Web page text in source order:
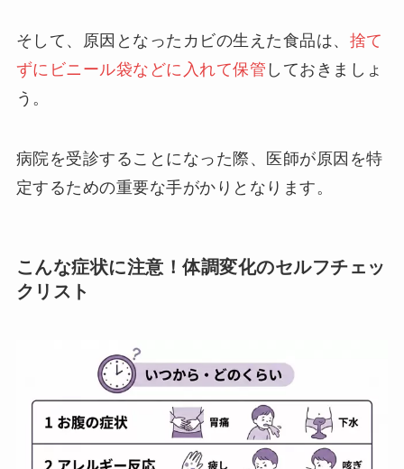
そして、原因となったカビの生えた食品は、 捨て
ずにビニール袋などに入れて保管 しておきましょ
う。
病院を受診することになった際、医師が原因を特
定するための重要な手がかりとなります。
こんな症状に注意！体調変化のセルフチェッ
クリスト